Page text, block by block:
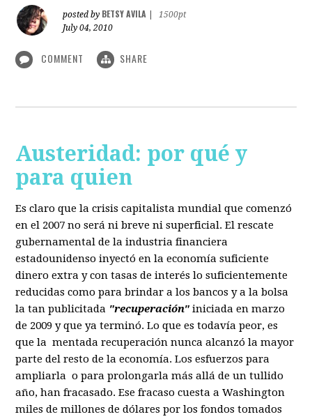
posted by BETSY AVILA
1500pt
July 04, 2010
COMMENT SHARE
Austeridad: por qué y
para quien
Es claro que la crisis capitalista mundial que comenzó
en el 2007 no será ni breve ni superficial. El rescate
gubernamental de la industria financiera
estadounidenso inyectó en la economía suficiente
dinero extra y con tasas de interés lo suficientemente
reducidas como para brindar a los bancos y a la bolsa
la tan publicitada "recuperación" iniciada en marzo
de 2009 y que ya terminó. Lo que es todavía peor, es
que la mentada recuperación nunca alcanzó la mayor
parte del resto de la economía. Los esfuerzos para
ampliarla o para prolongarla más allá de un tullido
año, han fracasado. Ese fracaso cuesta a Washington
miles de millones de dólares por los fondos tomados